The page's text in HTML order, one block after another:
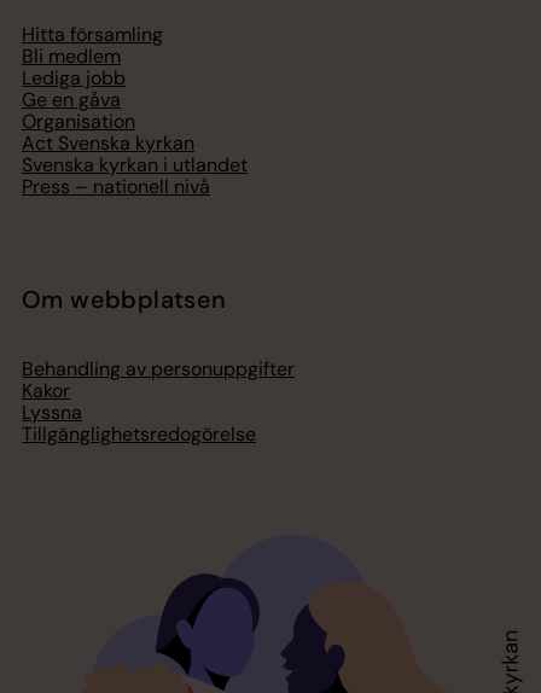
Hitta församling
Bli medlem
Lediga jobb
Ge en gåva
Organisation
Act Svenska kyrkan
Svenska kyrkan i utlandet
Press – nationell nivå
Om webbplatsen
Behandling av personuppgifter
Kakor
Lyssna
Tillgänglighetsredogörelse